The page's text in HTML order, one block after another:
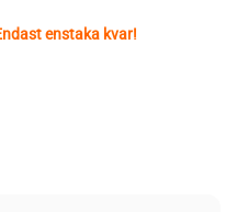
enstaka kvar!